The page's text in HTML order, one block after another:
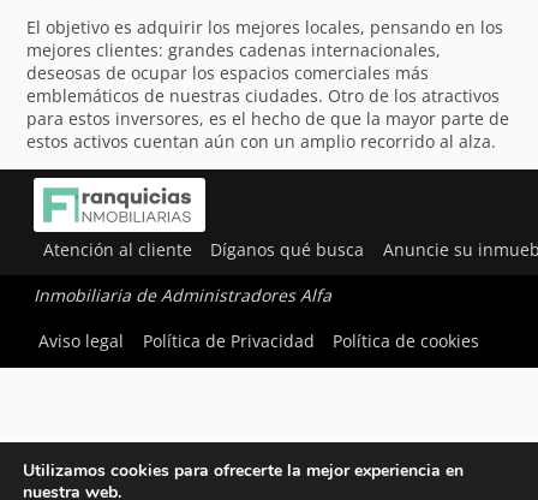
El objetivo es adquirir los mejores locales, pensando en los
mejores clientes: grandes cadenas internacionales,
deseosas de ocupar los espacios comerciales más
emblemáticos de nuestras ciudades. Otro de los atractivos
para estos inversores, es el hecho de que la mayor parte de
estos activos cuentan aún con un amplio recorrido al alza.
Atención al cliente Díganos qué busca Anuncie su
Inmobiliaria de Administradores Alfa
Aviso legal
Política de Privacidad Política de cookies
Utilizamos cookies para ofrecerte la mejor experiencia en
nuestra web.